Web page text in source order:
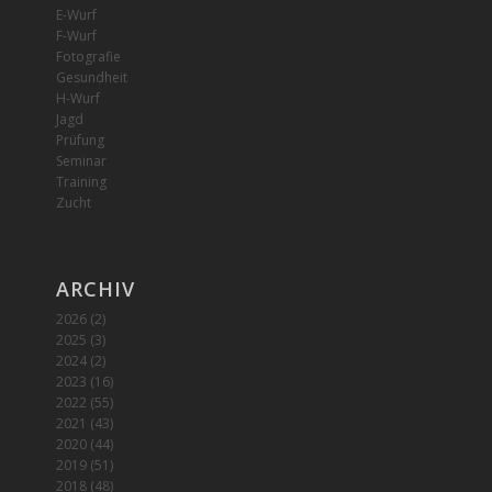
E-Wurf
F-Wurf
Fotografie
Gesundheit
H-Wurf
Jagd
Prüfung
Seminar
Training
Zucht
ARCHIV
2026(2)
2025 (3)
2024(2)
2023 (16)
2022 (55)
2021 (43)
2020(44)
2019(51)
2018(48)